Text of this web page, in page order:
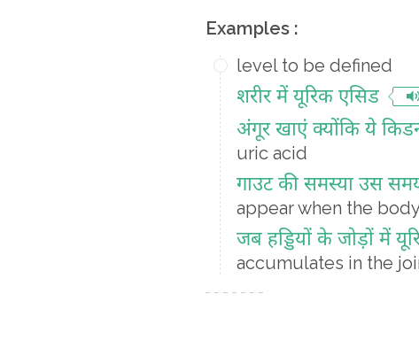
Examples :
level to be defined
शरीर में यूरिक एसिड
अंगूर खाएं क्योंकि ये
uric acid
गाउट की समस्या उस
appear when the
जब हड्डियों के जोड़ों में
accumulates in the